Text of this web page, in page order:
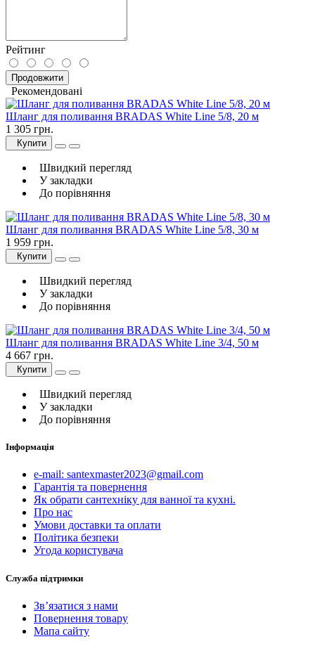
Рейтинг
Продовжити
Рекомендовані
Шланг для поливання BRADAS White Line 5/8, 20 м
1 305 грн.
Купити
Швидкий перегляд
У закладки
До порівняння
Шланг для поливання BRADAS White Line 5/8, 30 м
1 959 грн.
Купити
Швидкий перегляд
У закладки
До порівняння
Шланг для поливання BRADAS White Line 3/4, 50 м
4 667 грн.
Купити
Швидкий перегляд
У закладки
До порівняння
Інформація
e-mail: santexmaster2023@gmail.com
Гарантія та повернення
Як обрати сантехніку для ванної та кухні.
Про нас
Умови доставки та оплати
Політика безпеки
Угода користувача
Служба підтримки
Зв’язатися з нами
Повернення товару
Мапа сайту